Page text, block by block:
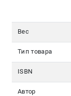
Вес
Тип товара
ISBN
Автор